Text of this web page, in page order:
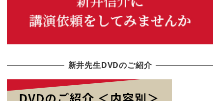
新井先生DVDのご紹介